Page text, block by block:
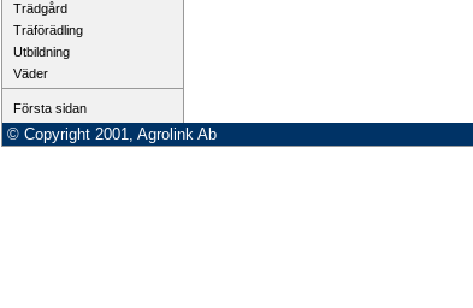
Trädgård
Träförädling
Utbildning
Väder
Första sidan
© Copyright 2001, Agrolink Ab